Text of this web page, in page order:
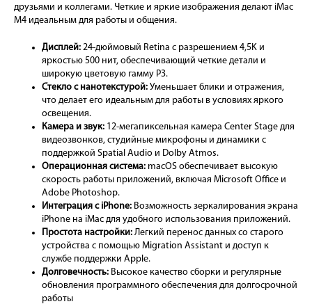
друзьями и коллегами. Четкие и яркие изображения делают iMac
M4 идеальным для работы и общения.
Дисплей: 24-дюймовый Retina с разрешением 4,5K и
яркостью 500 нит, обеспечивающий четкие детали и
широкую цветовую гамму P3.
Стекло с нанотекстурой: Уменьшает блики и отражения,
что делает его идеальным для работы в условиях яркого
освещения.
Камера и звук: 12-мегапиксельная камера Center Stage для
видеозвонков, студийные микрофоны и динамики с
поддержкой Spatial Audio и Dolby Atmos.
Операционная система: macOS обеспечивает высокую
скорость работы приложений, включая Microsoft Office и
Adobe Photoshop.
Интеграция с iPhone: Возможность зеркалирования экрана
iPhone на iMac для удобного использования приложений.
Простота настройки: Легкий перенос данных со старого
устройства с помощью Migration Assistant и доступ к
службе поддержки Apple.
Долговечность: Высокое качество сборки и регулярные
обновления программного обеспечения для долгосрочной
работы